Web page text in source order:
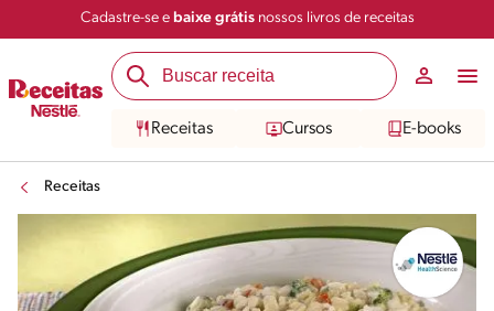
Cadastre-se e baixe grátisnossos livros de receitas
Receitas Cursos E-books
Receitas
Salvar Compartilhar